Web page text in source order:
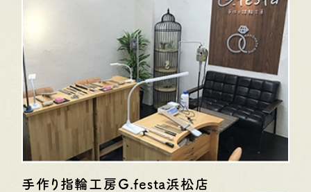
手作り指輪工房G.festa浜松店